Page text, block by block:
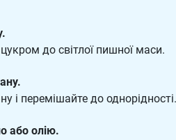
до світлої пишної маси.
і перемішайте до однорідності.
або олію.